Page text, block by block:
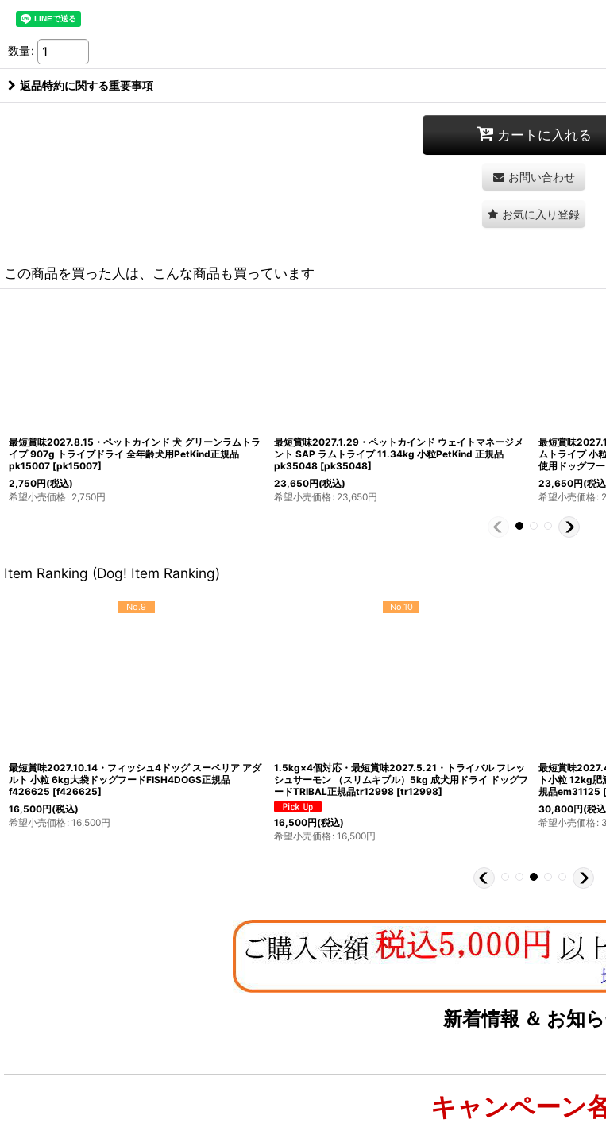
数量:
返品特約に関する重要事項
カートに入れる
お問い合わせ
お気に入り登録
この商品を買った人は、こんな商品も買っています
最短賞味2027.8.15・ペットカインド 犬 グリーンラムトラ
イプ 907g トライプドライ 全年齢犬用PetKind正規品
pk15007 [pk15007]
2,750円(税込)
希望小売価格: 2,750円
最短賞味2027.1.29・ペットカインド ウェイトマネージメ
ント SAP ラムトライプ 11.34kg 小粒PetKind 正規品
pk35048 [pk35048]
23,650円(税込)
希望小売価格: 23,650円
最短賞味
ムトライプ 小
使用ドッグフ
23,650円(税
希望小売価格:
Item Ranking (Dog! Item Ranking)
No.9
最短賞味2027.10.14・フィッシュ4ドッグ スーペリア アダ
ルト 小粒 6kg大袋ドッグフードFISH4DOGS正規品
f426625 [f426625]
16,500円(税込)
希望小売価格: 16,500円
No.10
1.5kg×4個対応・最短賞味2027.5.21・トライバル フレッ
シュサーモン （スリムキブル）5kg 成犬用ドライ ドッグフ
ードTRIBAL正規品tr12998 [tr12998]
16,500円(税込)
希望小売価格: 16,500円
最短賞味
ト小粒 12kg肥
規品em31125 [
30,800円(税
希望小売価格:
新着情報 ＆ お知
キャンペーン